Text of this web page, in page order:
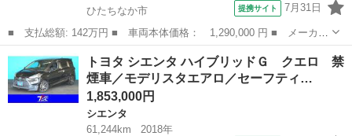
ひたちなか市
提携サイト 7月31日
■ 支払総額: 142万円 ■ 車両本体価格： 1,290,000 円 ■ メーカー
名： トヨタ ■ 車種名： シエンタ ■ グレード名： ファンベー
スＧ ユーザー買取・純正ＬＥＤヘッドライト・純正メモリーナビ・
フルセグ・...
茨城 ひたちなか市 シエンタ
トヨタ シエンタ ハイブリッドＧ クエロ 禁
煙車／モデリスタエアロ／セーフティ…
1,853,000円
シエンタ
61,244km
2018年